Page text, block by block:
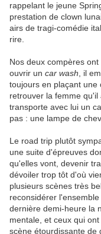
rappelant le jeune
prestation de clown
airs de tragi-comédie
rire.
Nos deux compères
ouvrir un car wash , il
toujours en plaçant une
retrouver la femme
transporte avec lui un
pas : une lampe de
Le road trip plutôt
une suite d'épreuves
qu'elles vont, devenir
dévoiler trop tôt d'où
plusieurs scènes très
reconsidérer
dernière demi-heure la
mentale, et ceux qui
scène étourdissante de